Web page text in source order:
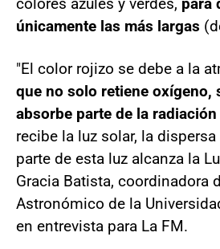
únicamente las más largas
"El color rojizo se debe a la
que no solo retiene oxígeno,
absorbe parte de la
recibe la luz solar, la
parte de esta luz alcanza la
Gracia Batista, coordinadora
Astronómico de la
en entrevista para La FM.